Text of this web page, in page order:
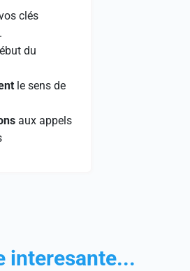
clés
du
le sens de
aux appels
interesante...